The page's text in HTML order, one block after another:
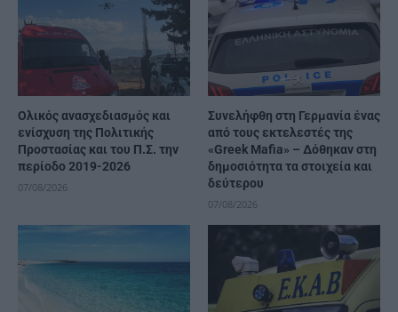
Ολικός ανασχεδιασμός και
ενίσχυση της Πολιτικής
Προστασίας και του Π.Σ. την
περίοδο 2019-2026
07/08/2026
Συνελήφθη στη Γερμανία ένας
από τους εκτελεστές της
«Greek Mafia» – Δόθηκαν στη
δημοσιότητα τα στοιχεία και
δεύτερου
07/08/2026